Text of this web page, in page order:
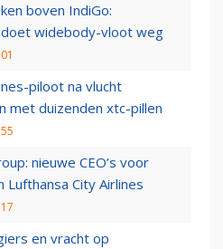
boven IndiGo:
widebody-vloot weg
piloot na vlucht
met duizenden xtc-pillen
nieuwe CEO’s voor
Lufthansa City Airlines
en vracht op